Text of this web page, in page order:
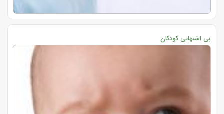
بی اشتهایی کودکان